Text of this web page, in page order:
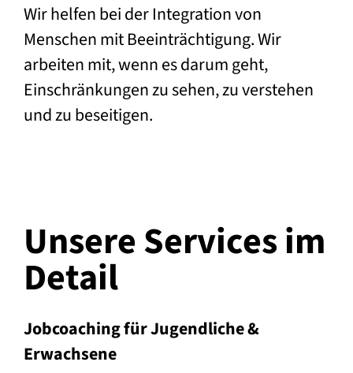
Wir helfen bei der Integration von
Menschen mit Beeinträchtigung. Wir
arbeiten mit, wenn es darum geht,
Einschränkungen zu sehen, zu verstehen
und zu beseitigen.
Unsere Services im
Detail
Jobcoaching für Jugendliche &
Erwachsene